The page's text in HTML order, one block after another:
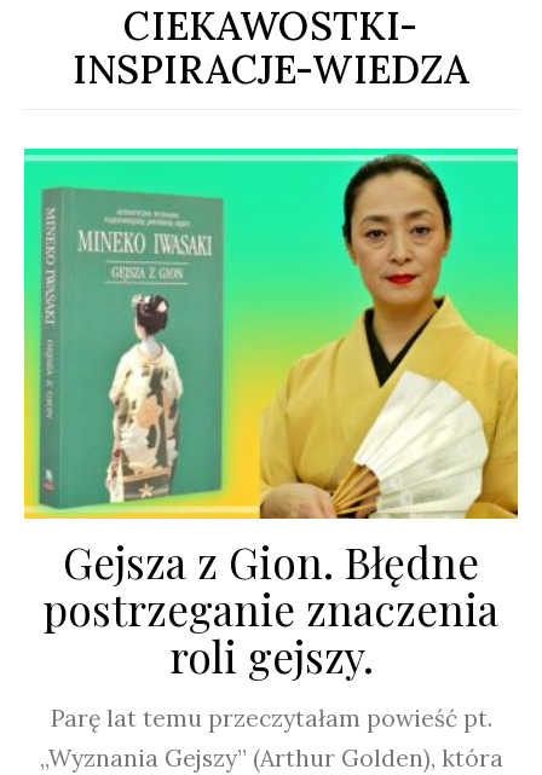
CIEKAWOSTKI-
INSPIRACJE-WIEDZA
Gejsza z Gion. Błędne
postrzeganie znaczenia
roli gejszy.
Parę lat temu przeczytałam powieść pt.
„Wyznania Gejszy” (Arthur Golden), która